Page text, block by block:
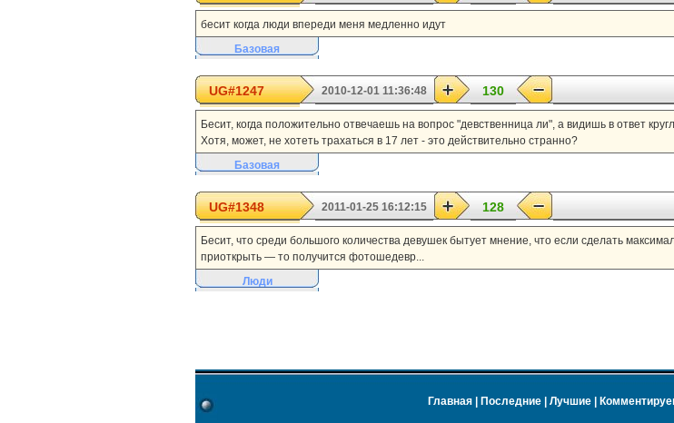
бесит когда люди впереди меня медленно идут
Базовая
UG#1247 2010-12-01 11:36:48 130
Бесит, когда положительно отвечаешь на вопрос "девственница ли", а видишь в ответ
Хотя, может, не хотеть трахаться в 17 лет - это действительно странно?
Базовая
UG#1348 2011-01-25 16:12:15 128
Бесит, что среди большого количества девушек бытует мнение, что если сделать
приоткрыть — то получится фотошедевр...
Люди
Главная Последние Лучшие